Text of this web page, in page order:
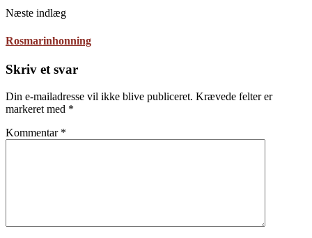
Næste indlæg
Rosmarinhonning
Skriv et svar
Din e-mailadresse vil ikke blive publiceret. Krævede felter er
markeret med *
Kommentar *